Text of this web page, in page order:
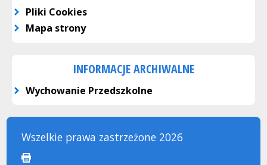
Pliki Cookies
Mapa strony
INFORMACJE ARCHIWALNE
Wychowanie Przedszkolne
Wszelkie prawa zastrzeżone 2026